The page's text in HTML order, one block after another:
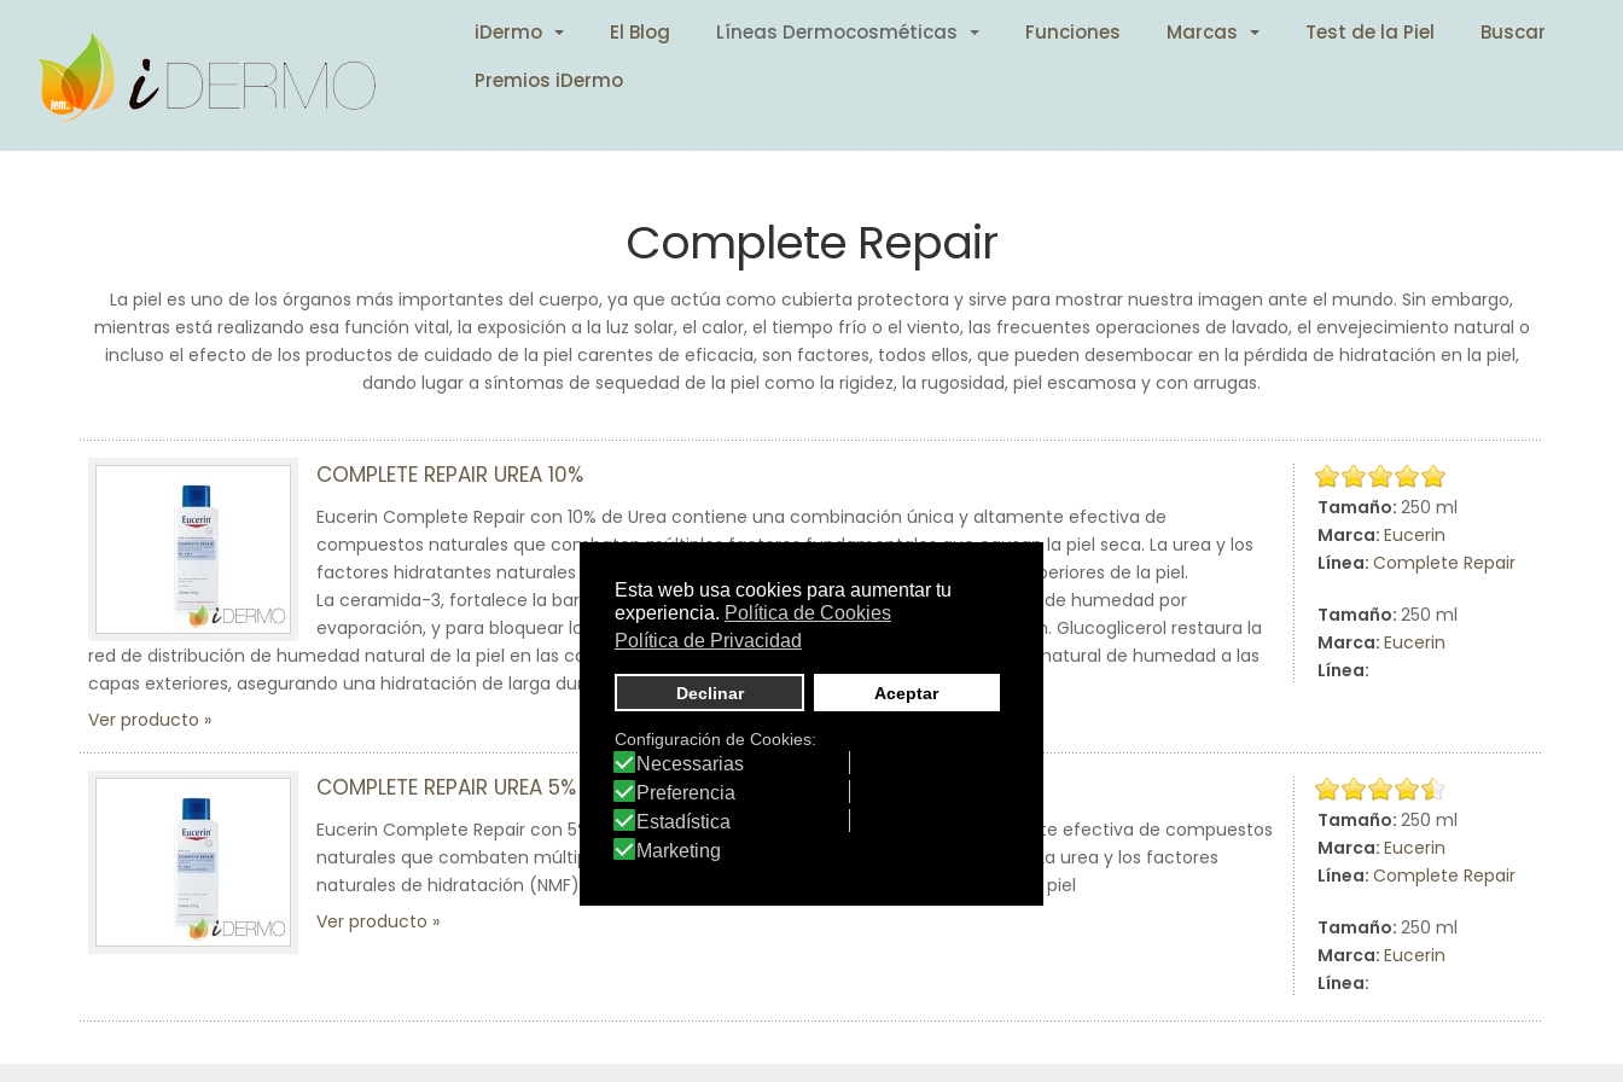
iDermo El Blog Líneas Dermocosméticas Funciones Marcas Test de la Piel
Buscar
Premios iDermo
Complete Repair
La piel es uno de los órganos más importantes del cuerpo, ya que actúa como cubierta protectora y sirve para mostrar nuestra imagen ante el mundo. Sin embargo,
mientras está realizando esa función vital, la exposición a la luz solar, el calor, el tiempo frío o el viento, las frecuentes operaciones de lavado, el envejecimiento natural o
incluso el efecto de los productos de cuidado de la piel carentes de eficacia, son factores, todos ellos, que pueden desembocar en la pérdida de hidratación en la piel,
dando lugar a síntomas de sequedad de la piel como la rigidez, la rugosidad, piel escamosa y con arrugas.
Tamaño: 250 ml
Marca: Eucerin
Línea: Complete Repair
Tamaño: 250 ml
Marca: Eucerin
Línea:
COMPLETE REPAIR UREA 10%
Eucerin Complete Repair con 10% de Urea contiene una combinación única y altamente efectiva de
compuestos naturales que combaten múltiples factores fundamentales que causan la piel seca. La urea y los
factores hidratantes naturales (FHN) que fijan la humedad para hidratar las capas superiores de la piel.
La ceramida-3, fortalece la barrera protectora natural de la piel para evitar la pérdida de humedad por
evaporación, y para bloquear los irritantes que pueden causar inflamación y comezón. Glucoglicerol restaura la
red de distribución de humedad natural de la piel en las capas más profundas, para mejorar el flujo ascendente natural de humedad a las
capas exteriores, asegurando una hidratación de larga duración.
Ver producto
Tamaño: 250 ml
Marca: Eucerin
Línea: Complete Repair
Tamaño: 250 ml
Marca: Eucerin
Línea:
COMPLETE REPAIR UREA 5%
Eucerin Complete Repair con 5% de Urea contiene una combinación única y altamente efectiva de compuestos
naturales que combaten múltiples factores fundamentales que causan la piel seca. La urea y los factores
naturales de hidratación (NMF) captan el agua para hidratar la capas superiores de la piel
Ver producto